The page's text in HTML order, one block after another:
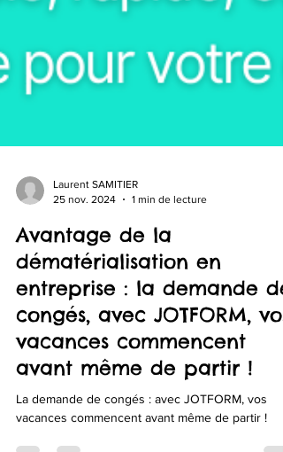
25 nov. 2024
1 min de lecture
Avantage de la
dématérialisation en
entreprise : la demande de
congés, avec JOTFORM, vos
vacances commencent
avant même de partir !
La demande de congés : avec JOTFORM, vos
vacances commencent avant même de partir !